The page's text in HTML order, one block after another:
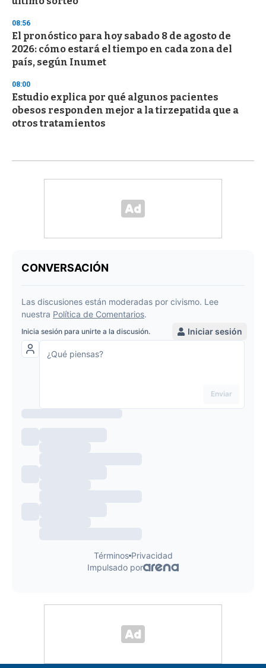
08:56
El pronóstico para hoy sabado 8 de agosto de
2026: cómo estará el tiempo en cada zona del
país, según Inumet
08:00
Estudio explica por qué algunos pacientes
obesos responden mejor a la tirzepatida que a
otros tratamientos